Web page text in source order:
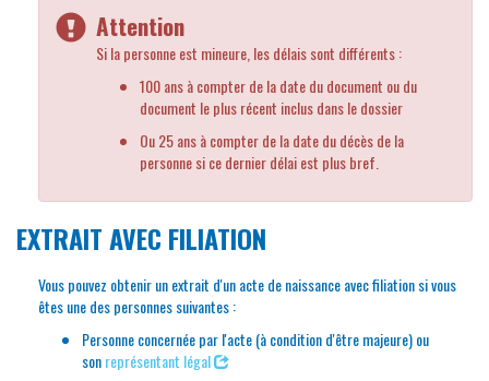
Attention
Si la personne est mineure, les délais sont différents :
100 ans à compter de la date du document ou du
document le plus récent inclus dans le dossier
Ou 25 ans à compter de la date du décès de la
personne si ce dernier délai est plus bref.
EXTRAIT AVEC FILIATION
Vous pouvez obtenir un extrait d'un acte de naissance avec filiation si vous
êtes une des personnes suivantes :
Personne concernée par l'acte (à condition d'être majeure) ou
sonreprésentant légal